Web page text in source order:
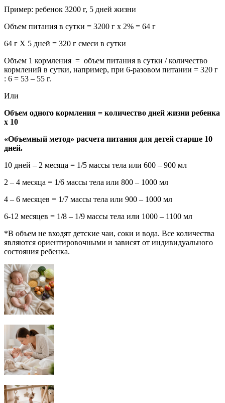
Пример: ребенок 3200 г, 5 дней жизни
Объем питания в сутки = 3200 г х 2% = 64 г
64 г Х 5 дней = 320 г смеси в сутки
Объем 1 кормления = объем питания в сутки / количество
кормлений в сутки, например, при 6-разовом питании = 320 г
: 6 = 53 – 55 г.
Или
Объем одного кормления = количество дней жизни ребенка
х 10
«Объемный метод» расчета питания для детей старше 10
дней.
10 дней – 2 месяца = 1/5 массы тела или 600 – 900 мл
2 – 4 месяца = 1/6 массы тела или 800 – 1000 мл
4 – 6 месяцев = 1/7 массы тела или 900 – 1000 мл
6-12 месяцев = 1/8 – 1/9 массы тела или 1000 – 1100 мл
*В объем не входят детские чаи, соки и вода. Все количества
являются ориентировочными и зависят от индивидуального
состояния ребенка.